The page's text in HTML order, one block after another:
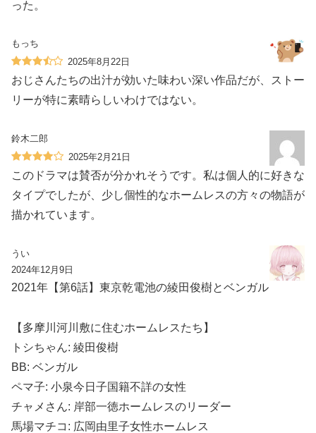
った。
もっち
2025年8月22日
おじさんたちの出汁が効いた味わい深い作品だが、ストー
リーが特に素晴らしいわけではない。
鈴木二郎
2025年2月21日
このドラマは賛否が分かれそうです。私は個人的に好きな
タイプでしたが、少し個性的なホームレスの方々の物語が
描かれています。
うい
2024年12月9日
2021年【第6話】東京乾電池の綾田俊樹とベンガル
【多摩川河川敷に住むホームレスたち】
トシちゃん: 綾田俊樹
BB: ベンガル
ペマ子: 小泉今日子国籍不詳の女性
チャメさん: 岸部一徳ホームレスのリーダー
馬場マチコ: 広岡由里子女性ホームレス